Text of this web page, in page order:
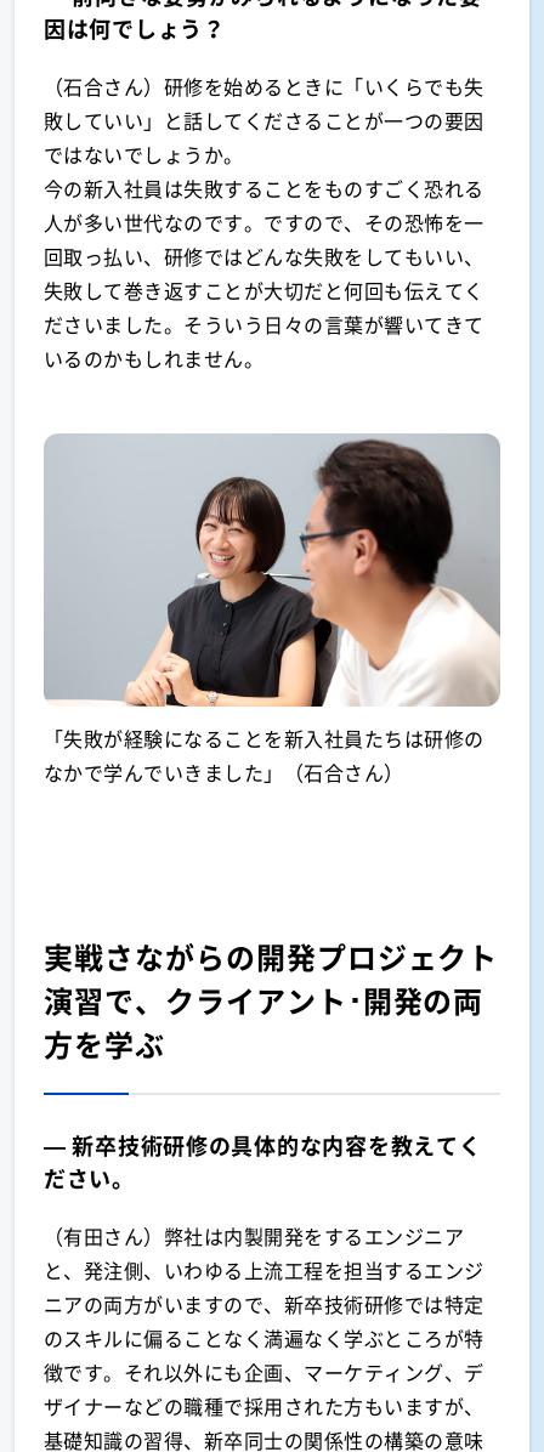
因は何でしょう？
（石合さん）研修を始めるときに「いくらでも失
敗していい」と話してくださることが一つの要因
ではないでしょうか。
今の新入社員は失敗することをものすごく恐れる
人が多い世代なのです。ですので、その恐怖を一
回取っ払い、研修ではどんな失敗をしてもいい、
失敗して巻き返すことが大切だと何回も伝えてく
ださいました。そういう日々の言葉が響いてきて
いるのかもしれません。
「失敗が経験になることを新入社員たちは研修の
なかで学んでいきました」（石合さん）
実戦さながらの開発プロジェクト
演習で、クライアント･開発の両
方を学ぶ
— 新卒技術研修の具体的な内容を教えてく
ださい。
（有田さん）弊社は内製開発をするエンジニア
と、発注側、いわゆる上流工程を担当するエンジ
ニアの両方がいますので、新卒技術研修では特定
のスキルに偏ることなく満遍なく学ぶところが特
徴です。それ以外にも企画、マーケティング、デ
ザイナーなどの職種で採用された方もいますが、
基礎知識の習得、新卒同士の関係性の構築の意味